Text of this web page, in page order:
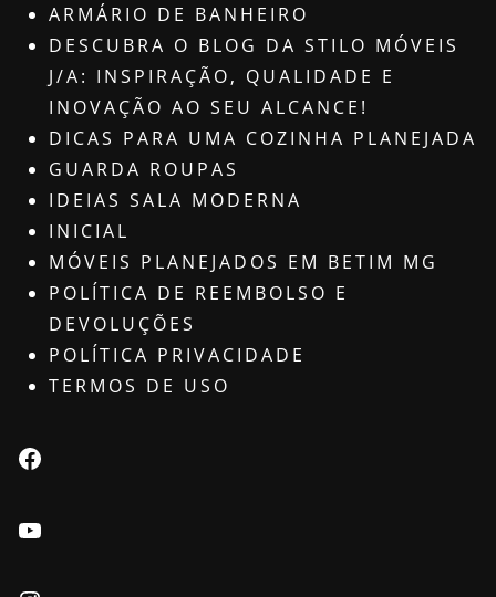
ARMÁRIO DE BANHEIRO
DESCUBRA O BLOG DA STILO MÓVEIS
J/A: INSPIRAÇÃO, QUALIDADE E
INOVAÇÃO AO SEU ALCANCE!
DICAS PARA UMA COZINHA PLANEJADA
GUARDA ROUPAS
IDEIAS SALA MODERNA
INICIAL
MÓVEIS PLANEJADOS EM BETIM MG
POLÍTICA DE REEMBOLSO E
DEVOLUÇÕES
POLÍTICA PRIVACIDADE
TERMOS DE USO
Facebook
Youtube